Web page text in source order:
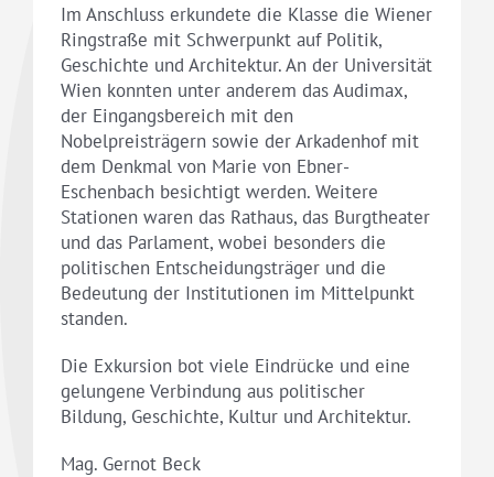
Im Anschluss erkundete die Klasse die Wiener
Ringstraße mit Schwerpunkt auf Politik,
Geschichte und Architektur. An der Universität
Wien konnten unter anderem das Audimax,
der Eingangsbereich mit den
Nobelpreisträgern sowie der Arkadenhof mit
dem Denkmal von Marie von Ebner-
Eschenbach besichtigt werden. Weitere
Stationen waren das Rathaus, das Burgtheater
und das Parlament, wobei besonders die
politischen Entscheidungsträger und die
Bedeutung der Institutionen im Mittelpunkt
standen.
Die Exkursion bot viele Eindrücke und eine
gelungene Verbindung aus politischer
Bildung, Geschichte, Kultur und Architektur.
Mag. Gernot Beck